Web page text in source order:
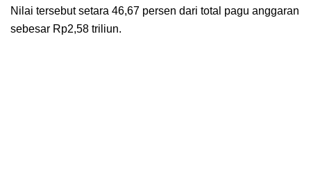
Nilai tersebut setara 46,67 persen dari total pagu anggaran
sebesar Rp2,58 triliun.